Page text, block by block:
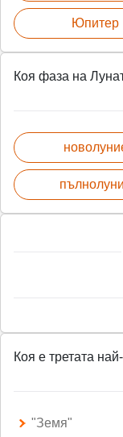
Юпитер
Коя фаза на
Коя е третата
"Земя"